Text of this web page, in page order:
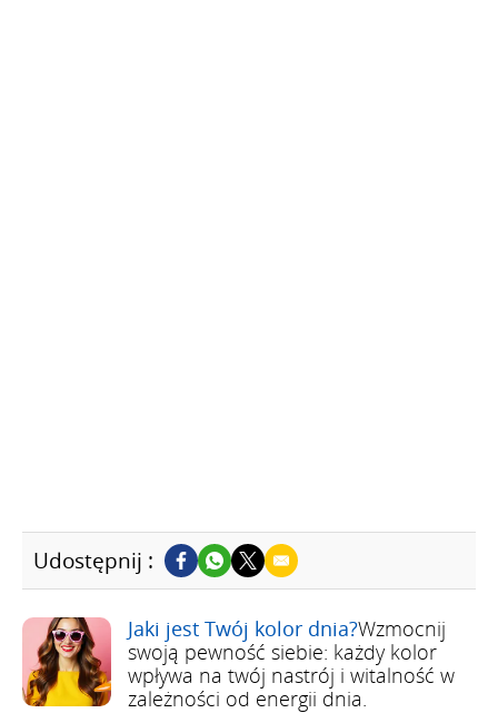
Udostępnij :
Jaki jest Twój kolor dnia?Wzmocnij
swoją pewność siebie: każdy kolor
wpływa na twój nastrój i witalność w
zależności od energii dnia.